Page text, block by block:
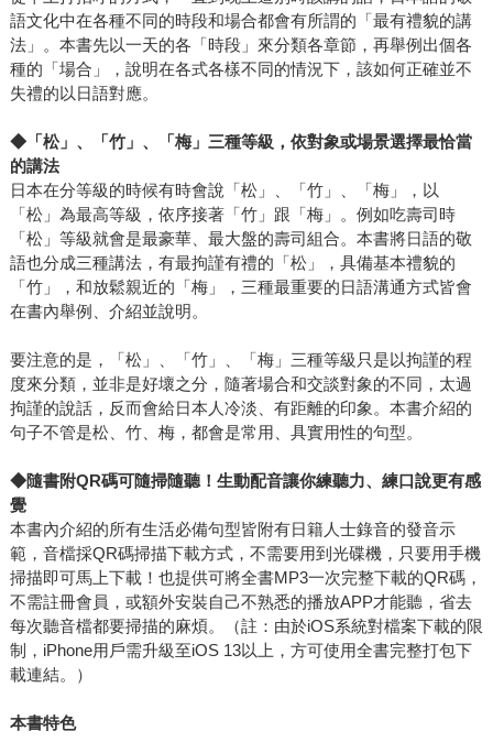
語文化中在各種不同的時段和場合都會有所謂的「最有禮貌的講
法」。本書先以一天的各「時段」來分類各章節，再舉例出個各
種的「場合」，說明在各式各樣不同的情況下，該如何正確並不
失禮的以日語對應。
◆「松」、「竹」、「梅」三種等級，依對象或場景選擇最恰當
的講法
日本在分等級的時候有時會說「松」、「竹」、「梅」，以
「松」為最高等級，依序接著「竹」跟「梅」。例如吃壽司時
「松」等級就會是最豪華、最大盤的壽司組合。本書將日語的敬
語也分成三種講法，有最拘謹有禮的「松」，具備基本禮貌的
「竹」，和放鬆親近的「梅」，三種最重要的日語溝通方式皆會
在書內舉例、介紹並說明。
要注意的是，「松」、「竹」、「梅」三種等級只是以拘謹的程
度來分類，並非是好壞之分，隨著場合和交談對象的不同，太過
拘謹的說話，反而會給日本人冷淡、有距離的印象。本書介紹的
句子不管是松、竹、梅，都會是常用、具實用性的句型。
◆隨書附QR碼可隨掃隨聽！生動配音讓你練聽力、練口說更有感
覺
本書內介紹的所有生活必備句型皆附有日籍人士錄音的發音示
範，音檔採QR碼掃描下載方式，不需要用到光碟機，只要用手機
掃描即可馬上下載！也提供可將全書MP3一次完整下載的QR碼，
不需註冊會員，或額外安裝自己不熟悉的播放APP才能聽，省去
每次聽音檔都要掃描的麻煩。（註：由於iOS系統對檔案下載的限
制，iPhone用戶需升級至iOS 13以上，方可使用全書完整打包下
載連結。）
本書特色